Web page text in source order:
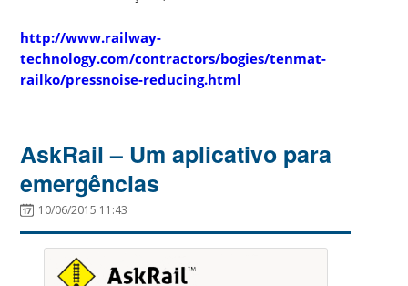
http://www.railway-
technology.com/contractors/bogies/tenmat-
railko/pressnoise-reducing.html
AskRail – Um aplicativo para
emergências
10/06/2015 11:43